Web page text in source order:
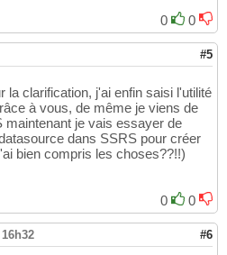
0
0
#5
la clarification, j'ai enfin saisi l'utilité
à vous, de même je viens de
je vais essayer de
dans SSRS pour créer
bien compris les choses??!!)
0
0
#6